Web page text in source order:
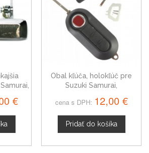
€
Obal kľúča, holokľúč pre
Suzuki Samurai,
cena s DPH: 12,00 €
Pridať do košíka